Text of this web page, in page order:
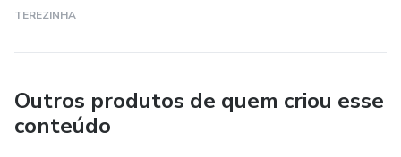
TEREZINHA
Outros produtos de quem criou esse
conteúdo